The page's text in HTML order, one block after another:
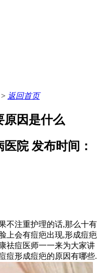
> 返回首页
原因是什么
医院发布时间：
不注重护理的话,那么十有
上会有痘疤出现,形成痘疤
祛痘医师一一来为大家讲
痘形成痘疤的原因有哪些.